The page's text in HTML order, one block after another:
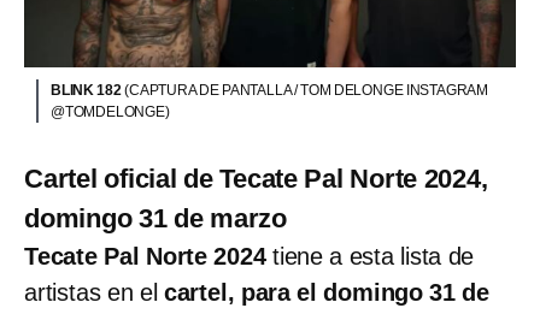
BLINK 182(CAPTURA DE PANTALLA / TOM DELONGE INSTAGRAM
@TOMDELONGE)
Cartel oficial de Tecate Pal Norte 2024,
domingo 31 de marzo
Tecate Pal Norte 2024tiene a esta lista de
artistas en el cartel, para el domingo 31 de